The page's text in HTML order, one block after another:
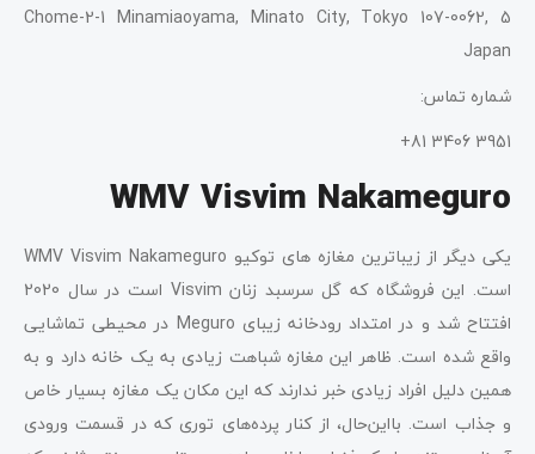
5 Chome-2-1 Minamiaoyama, Minato City, Tokyo 107-0062,
Japan
شماره تماس:
3951 3406 81+
WMV Visvim Nakameguro
یکی دیگر از زیباترین مغازه های توکیو WMV Visvim Nakameguro
است. این فروشگاه که گل سرسبد زنان Visvim است در سال 2020
افتتاح شد و در امتداد رودخانه زیبای Meguro در محیطی تماشایی
واقع شده است. ظاهر این مغازه شباهت زیادی به یک خانه دارد و به
همین دلیل افراد زیادی خبر ندارند که این مکان یک مغازه بسیار خاص
و جذاب است. بااین‌حال، از کنار پرده‌های توری که در قسمت ورودی